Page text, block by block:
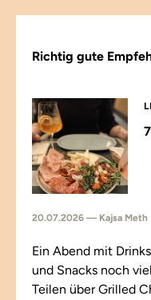
Richtig gute
20.07.2026 — Kajsa Meth
Ein Abend mit
und Snacks noch
Teilen über Grilled